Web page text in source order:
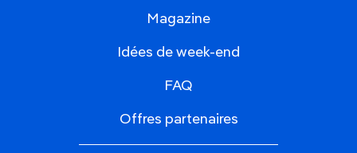
Magazine
Idées de week-end
FAQ
Offres partenaires